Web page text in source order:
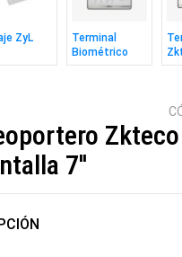
ZyL
Terminal
Biométrico
Zkteco M1
7''